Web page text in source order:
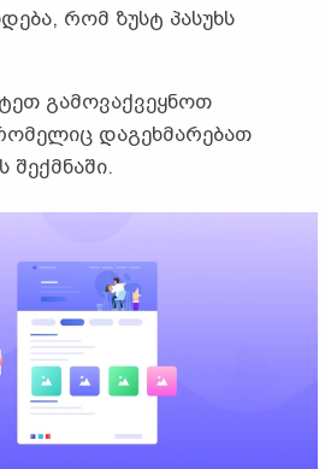
რომ ზუსტ პასუხს
გამოვაქვეყნოთ
დაგეხმარებათ
შექმნაში.